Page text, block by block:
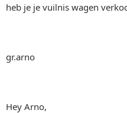
heb je je vuilnis wagen
gr.arno
Hey Arno,